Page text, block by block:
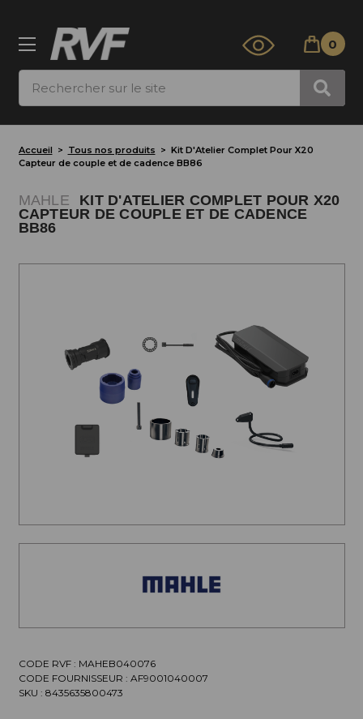
0
Accueil Tous nos produits
Kit D'Atelier Complet Pour X20
Capteur de couple et de cadence BB86
MAHLE
KIT D'ATELIER COMPLET POUR X20
CAPTEUR DE COUPLE ET DE CADENCE
BB86
CODE RVF : MAHEB040076
CODE FOURNISSEUR : AF9001040007
SKU : 8435635800473